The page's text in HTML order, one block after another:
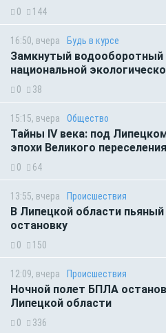
0 144
16:50, вчера Будь в курсе
Замкнутый
национальной
0 38
15:15, вчера Общество
Тайны IV века: под
эпохи Великого
0 64
13:55, вчера Происшествия
В Липецкой области
остановку
0 150
12:09, вчера Происшествия
Ночной полет БПЛА
Липецкой области
0 336